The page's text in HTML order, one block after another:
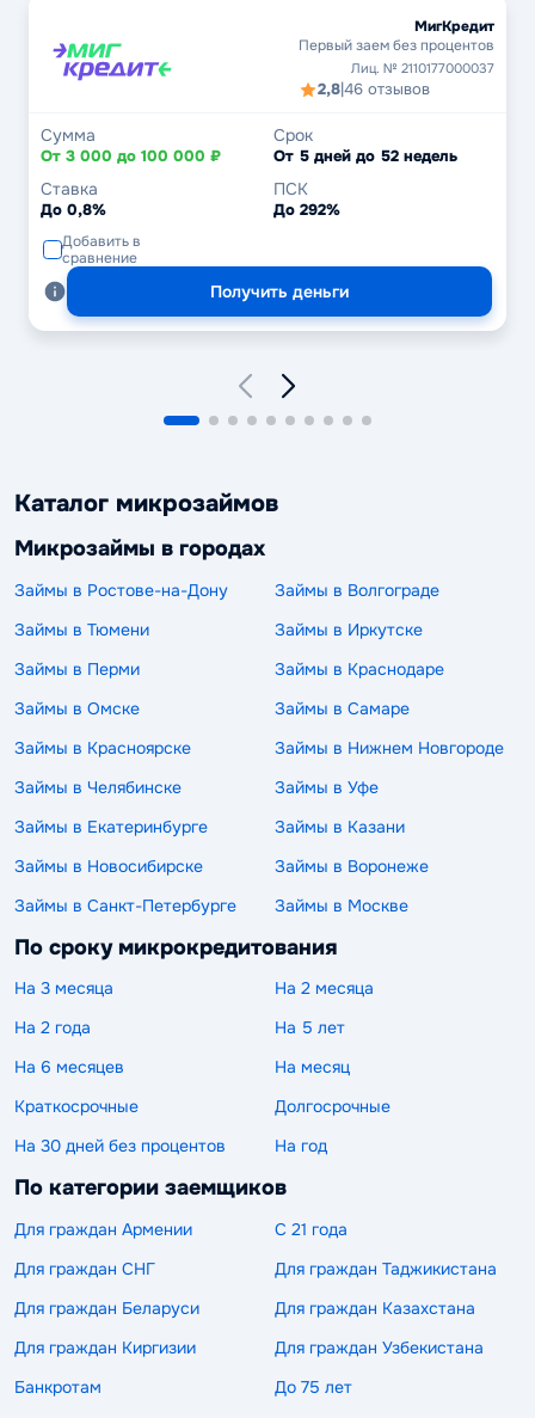
МигКредит
Первый заем без процентов
Лиц. № 2110177000037
2,8|46 отзывов
Сумма
От 3 000 до 100 000 ₽
Срок
От 5 дней до 52 недель
Ставка
До 0,8%
ПСК
До 292%
Добавить в
сравнение
Получить деньги
Каталог микрозаймов
Микрозаймы в городах
Займы в Ростове-на-Дону
Займы в Волгограде
Займы в Тюмени
Займы в Иркутске
Займы в Перми
Займы в Краснодаре
Займы в Омске
Займы в Самаре
Займы в Красноярске
Займы в Нижнем Новгороде
Займы в Челябинске
Займы в Уфе
Займы в Екатеринбурге
Займы в Казани
Займы в Новосибирске
Займы в Воронеже
Займы в Санкт-Петербурге
Займы в Москве
По сроку микрокредитования
На 3 месяца
На 2 месяца
На 2 года
На 5 лет
На 6 месяцев
На месяц
Краткосрочные
Долгосрочные
На 30 дней без процентов
На год
По категории заемщиков
Для граждан Армении
С 21 года
Для граждан СНГ
Для граждан Таджикистана
Для граждан Беларуси
Для граждан Казахстана
Для граждан Киргизии
Для граждан Узбекистана
Банкротам
До 75 лет